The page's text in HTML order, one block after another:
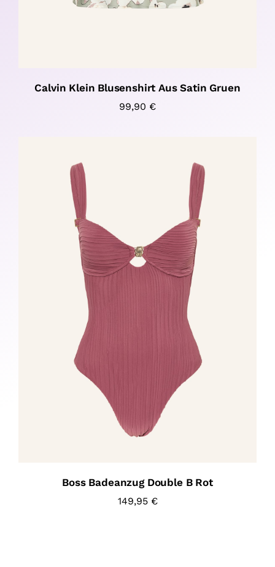
Calvin Klein Blusenshirt Aus Satin Gruen
99,90 €
Boss Badeanzug Double B Rot
149,95 €